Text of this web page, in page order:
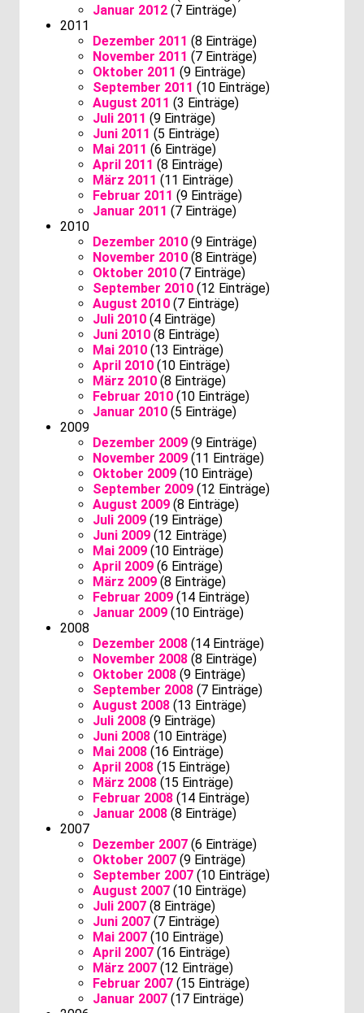
Januar 2012 (7 Einträge)
2011
Dezember 2011 (8 Einträge)
November 2011 (7 Einträge)
Oktober 2011 (9 Einträge)
September 2011 (10 Einträge)
August 2011 (3 Einträge)
Juli 2011 (9 Einträge)
Juni 2011 (5 Einträge)
Mai 2011 (6 Einträge)
April 2011 (8 Einträge)
März 2011 (11 Einträge)
Februar 2011 (9 Einträge)
Januar 2011 (7 Einträge)
2010
Dezember 2010 (9 Einträge)
November 2010 (8 Einträge)
Oktober 2010 (7 Einträge)
September 2010 (12 Einträge)
August 2010 (7 Einträge)
Juli 2010 (4 Einträge)
Juni 2010 (8 Einträge)
Mai 2010 (13 Einträge)
April 2010 (10 Einträge)
März 2010 (8 Einträge)
Februar 2010 (10 Einträge)
Januar 2010 (5 Einträge)
2009
Dezember 2009 (9 Einträge)
November 2009 (11 Einträge)
Oktober 2009 (10 Einträge)
September 2009 (12 Einträge)
August 2009 (8 Einträge)
Juli 2009 (19 Einträge)
Juni 2009 (12 Einträge)
Mai 2009 (10 Einträge)
April 2009 (6 Einträge)
März 2009 (8 Einträge)
Februar 2009 (14 Einträge)
Januar 2009 (10 Einträge)
2008
Dezember 2008 (14 Einträge)
November 2008 (8 Einträge)
Oktober 2008 (9 Einträge)
September 2008 (7 Einträge)
August 2008 (13 Einträge)
Juli 2008 (9 Einträge)
Juni 2008 (10 Einträge)
Mai 2008 (16 Einträge)
April 2008 (15 Einträge)
März 2008 (15 Einträge)
Februar 2008 (14 Einträge)
Januar 2008 (8 Einträge)
2007
Dezember 2007 (6 Einträge)
Oktober 2007 (9 Einträge)
September 2007 (10 Einträge)
August 2007 (10 Einträge)
Juli 2007 (8 Einträge)
Juni 2007 (7 Einträge)
Mai 2007 (10 Einträge)
April 2007 (16 Einträge)
März 2007 (12 Einträge)
Februar 2007 (15 Einträge)
Januar 2007 (17 Einträge)